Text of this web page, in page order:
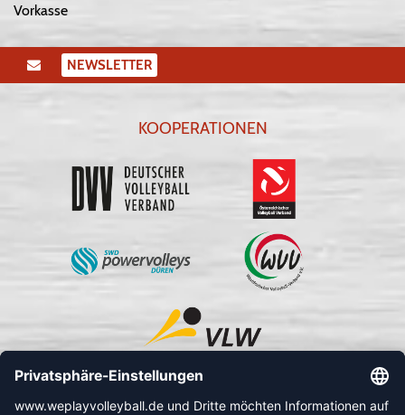
Vorkasse
NEWSLETTER
KOOPERATIONEN